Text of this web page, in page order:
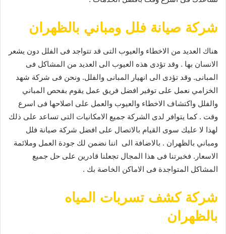
شركة صيانة فلل ومباني بالظهران
هناك العديد من الاخطاء والعيوب التى قد تتواجد فى الفلل دون يشعر
الانسان بها . وقد تؤدى هذه العيوب الى العديد من المشاكل فى
المبانى. وقد تؤدى الى انهيار المبانى والفلل. ونحن فى شركة شهد
الخزامي نعمل على توفير افضل فريق عمل يقوم بفحص المباني
والفلل واكتشاف الاخطاء والعيوب والعمل على اصلاحها فى اسرع
وقت . كما يتوافر لدى الشركة جميع الامكانيات التى تساعد على ذلك
لهذا لا عليك سوى القيام بالاتصال على افضل شركة صيانة فلل
ومباني بالظهران . بالاضافة الى اننا نضمن لك جودة العمل وملائمة
الاسعار. فخبرتنا فى هذا المجال تجعلنا قادرين على حل جميع
المشاكل المتواجدة فى الاماكن الخاصة بك .
شركة كشف تسربات المياه
بالظهران